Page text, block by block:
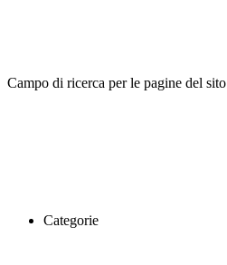
Campo di ricerca per le pagine del sito
Categorie